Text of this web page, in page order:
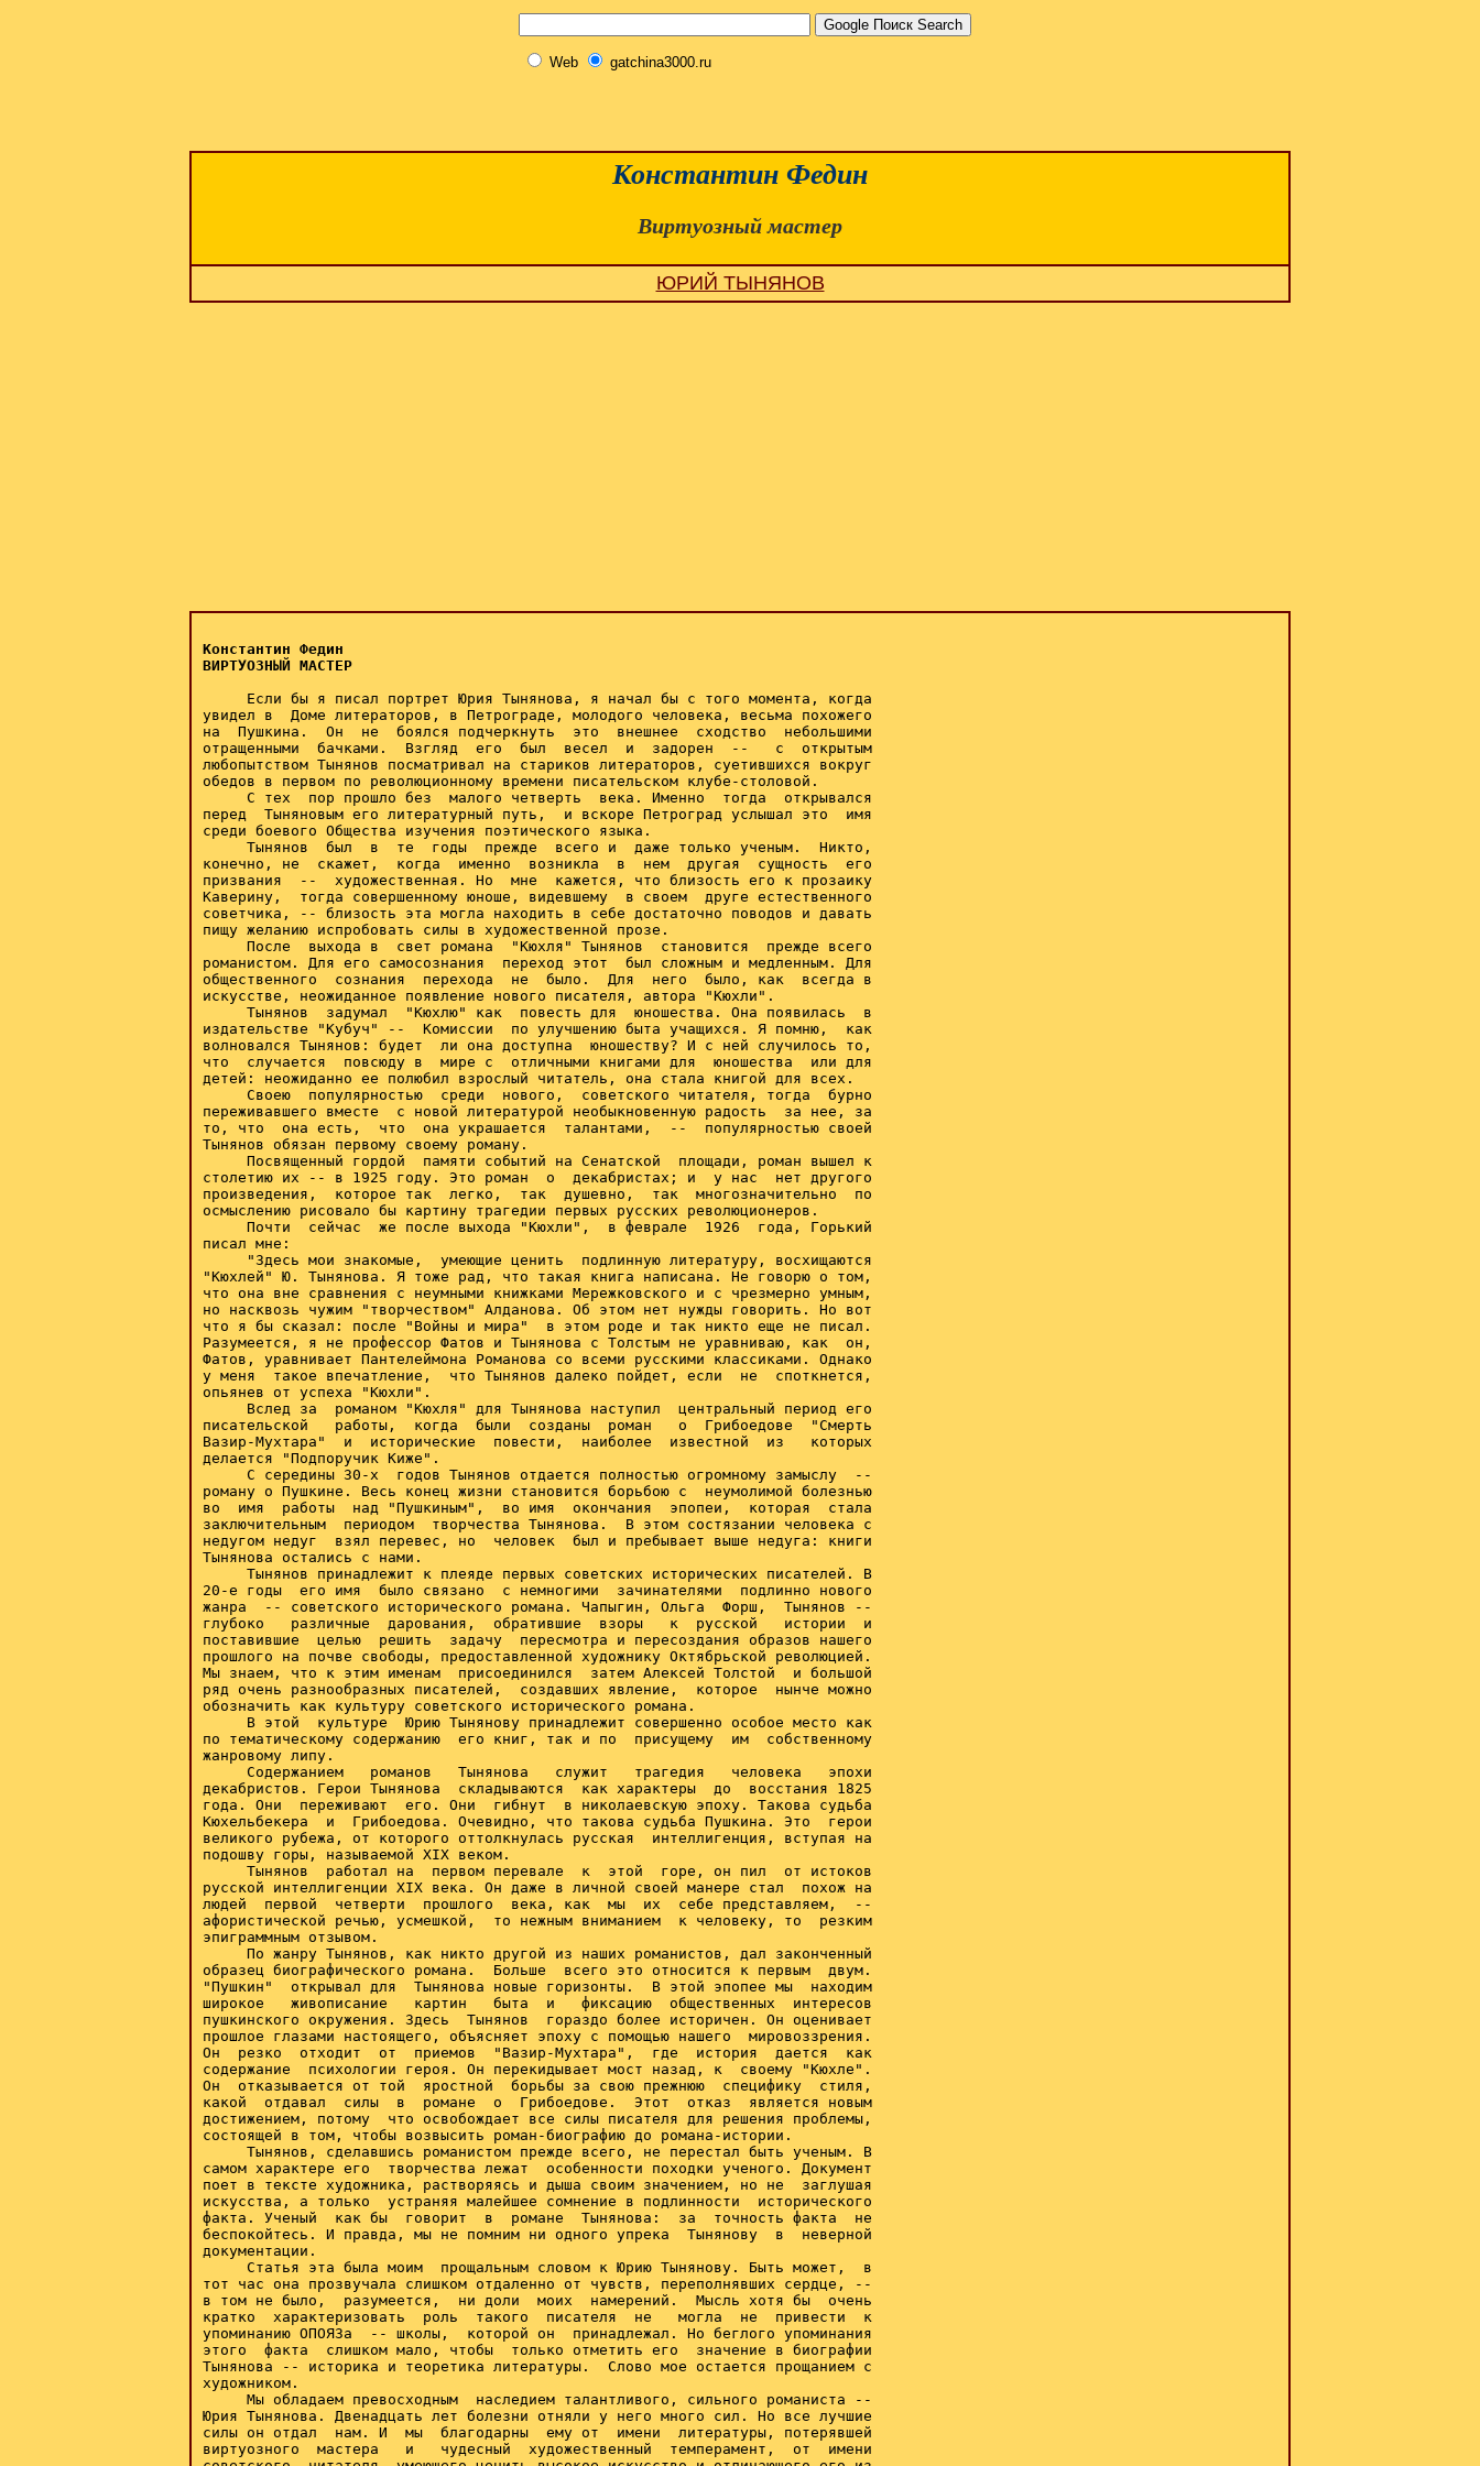
Web gatchina3000.ru
Константин Федин
Виртуозный мастер
ЮРИЙ ТЫНЯНОВ
Константин Федин
ВИРТУОЗНЫЙ МАСТЕР
     Если бы я писал портрет Юрия Тынянова, я начал бы с того момента, когда
увидел в  Доме литераторов, в Петрограде, молодого человека, весьма похожего
на  Пушкина.  Он  не  боялся подчеркнуть  это  внешнее  сходство  небольшими
отращенными  бачками.  Взгляд  его  был  весел  и  задорен  --   с  открытым
любопытством Тынянов посматривал на стариков литераторов, суетившихся вокруг
обедов в первом по революционному времени писательском клубе-столовой.
     С тех  пор прошло без  малого четверть  века. Именно  тогда  открывался
перед  Тыняновым его литературный путь,  и вскоре Петроград услышал это  имя
среди боевого Общества изучения поэтического языка.
     Тынянов  был  в  те  годы  прежде  всего и  даже только ученым.  Никто,
конечно, не  скажет,  когда  именно  возникла  в  нем  другая  сущность  его
призвания  --  художественная. Но  мне  кажется, что близость его к прозаику
Каверину,  тогда совершенному юноше, видевшему  в своем  друге естественного
советчика, -- близость эта могла находить в себе достаточно поводов и давать
пищу желанию испробовать силы в художественной прозе.
     После  выхода в  свет романа  "Кюхля" Тынянов  становится  прежде всего
романистом. Для его самосознания  переход этот  был сложным и медленным. Для
общественного  сознания  перехода  не  было.  Для  него  было, как  всегда в
искусстве, неожиданное появление нового писателя, автора "Кюхли".
     Тынянов  задумал  "Кюхлю" как  повесть для  юношества. Она появилась  в
издательстве "Кубуч" --  Комиссии  по улучшению быта учащихся. Я помню,  как
волновался Тынянов: будет  ли она доступна  юношеству? И с ней случилось то,
что  случается  повсюду в  мире с  отличными книгами для  юношества  или для
детей: неожиданно ее полюбил взрослый читатель, она стала книгой для всех.
     Своею  популярностью  среди  нового,  советского читателя, тогда  бурно
переживавшего вместе  с новой литературой необыкновенную радость  за нее, за
то, что  она есть,  что  она украшается  талантами,  --  популярностью своей
Тынянов обязан первому своему роману.
     Посвященный гордой  памяти событий на Сенатской  площади, роман вышел к
столетию их -- в 1925 году. Это роман  о  декабристах; и  у нас  нет другого
произведения,  которое так  легко,  так  душевно,  так  многозначительно  по
осмыслению рисовало бы картину трагедии первых русских революционеров.
     Почти  сейчас  же после выхода "Кюхли",  в феврале  1926  года, Горький
писал мне:
     "Здесь мои знакомые,  умеющие ценить  подлинную литературу, восхищаются
"Кюхлей" Ю. Тынянова. Я тоже рад, что такая книга написана. Не говорю о том,
что она вне сравнения с неумными книжками Мережковского и с чрезмерно умным,
но насквозь чужим "творчеством" Алданова. Об этом нет нужды говорить. Но вот
что я бы сказал: после "Войны и мира"  в этом роде и так никто еще не писал.
Разумеется, я не профессор Фатов и Тынянова с Толстым не уравниваю, как  он,
Фатов, уравнивает Пантелеймона Романова со всеми русскими классиками. Однако
у меня  такое впечатление,  что Тынянов далеко пойдет, если  не  споткнется,
опьянев от успеха "Кюхли".
     Вслед за  романом "Кюхля" для Тынянова наступил  центральный период его
писательской   работы,  когда  были  созданы  роман   о  Грибоедове  "Смерть
Вазир-Мухтара"  и  исторические  повести,  наиболее  известной  из   которых
делается "Подпоручик Киже".
     С середины 30-х  годов Тынянов отдается полностью огромному замыслу  --
роману о Пушкине. Весь конец жизни становится борьбою с  неумолимой болезнью
во  имя  работы  над "Пушкиным",  во имя  окончания  эпопеи,  которая  стала
заключительным  периодом  творчества Тынянова.  В этом состязании человека с
недугом недуг  взял перевес, но  человек  был и пребывает выше недуга: книги
Тынянова остались с нами.
     Тынянов принадлежит к плеяде первых советских исторических писателей. В
20-е годы  его имя  было связано  с немногими  зачинателями  подлинно нового
жанра  -- советского исторического романа. Чапыгин, Ольга  Форш,  Тынянов --
глубоко   различные  дарования,  обратившие  взоры   к  русской   истории  и
поставившие  целью  решить  задачу  пересмотра и пересоздания образов нашего
прошлого на почве свободы, предоставленной художнику Октябрьской революцией.
Мы знаем, что к этим именам  присоединился  затем Алексей Толстой  и большой
ряд очень разнообразных писателей,  создавших явление,  которое  нынче можно
обозначить как культуру советского исторического романа.
     В этой  культуре  Юрию Тынянову принадлежит совершенно особое место как
по тематическому содержанию  его книг, так и по  присущему  им  собственному
жанровому липу.
     Содержанием   романов   Тынянова   служит   трагедия   человека   эпохи
декабристов. Герои Тынянова  складываются  как характеры  до  восстания 1825
года. Они  переживают  его. Они  гибнут  в николаевскую эпоху. Такова судьба
Кюхельбекера  и  Грибоедова. Очевидно, что такова судьба Пушкина. Это  герои
великого рубежа, от которого оттолкнулась русская  интеллигенция, вступая на
подошву горы, называемой XIX веком.
     Тынянов  работал на  первом перевале  к  этой  горе, он пил  от истоков
русской интеллигенции XIX века. Он даже в личной своей манере стал  похож на
людей  первой  четверти  прошлого  века, как  мы  их  себе представляем,  --
афористической речью, усмешкой,  то нежным вниманием  к человеку, то  резким
эпиграммным отзывом.
     По жанру Тынянов, как никто другой из наших романистов, дал законченный
образец биографического романа.  Больше  всего это относится к первым  двум.
"Пушкин"  открывал для  Тынянова новые горизонты.  В этой эпопее мы  находим
широкое   живописание   картин   быта  и   фиксацию  общественных  интересов
пушкинского окружения. Здесь  Тынянов  гораздо более историчен. Он оценивает
прошлое глазами настоящего, объясняет эпоху с помощью нашего  мировоззрения.
Он  резко  отходит  от  приемов  "Вазир-Мухтара",  где  история  дается  как
содержание  психологии героя. Он перекидывает мост назад, к  своему "Кюхле".
Он  отказывается от той  яростной  борьбы за свою прежнюю  специфику  стиля,
какой  отдавал  силы  в  романе  о  Грибоедове.  Этот  отказ  является новым
достижением, потому  что освобождает все силы писателя для решения проблемы,
состоящей в том, чтобы возвысить роман-биографию до романа-истории.
     Тынянов, сделавшись романистом прежде всего, не перестал быть ученым. В
самом характере его  творчества лежат  особенности походки ученого. Документ
поет в тексте художника, растворяясь и дыша своим значением, но не  заглушая
искусства, а только  устраняя малейшее сомнение в подлинности  исторического
факта. Ученый  как бы  говорит  в  романе  Тынянова:  за  точность факта  не
беспокойтесь. И правда, мы не помним ни одного упрека  Тынянову  в  неверной
документации.
     Статья эта была моим  прощальным словом к Юрию Тынянову. Быть может,  в
тот час она прозвучала слишком отдаленно от чувств, переполнявших сердце, --
в том не было,  разумеется,  ни доли  моих  намерений.  Мысль хотя бы  очень
кратко  характеризовать  роль  такого  писателя  не   могла  не  привести  к
упоминанию ОПОЯЗа  -- школы,  которой он  принадлежал. Но беглого упоминания
этого  факта  слишком мало, чтобы  только отметить его  значение в биографии
Тынянова -- историка и теоретика литературы.  Слово мое остается прощанием с
художником.
     Мы обладаем превосходным  наследием талантливого, сильного романиста --
Юрия Тынянова. Двенадцать лет болезни отняли у него много сил. Но все лучшие
силы он отдал  нам. И  мы  благодарны  ему от  имени  литературы, потерявшей
виртуозного  мастера   и   чудесный  художественный  темперамент,  от  имени